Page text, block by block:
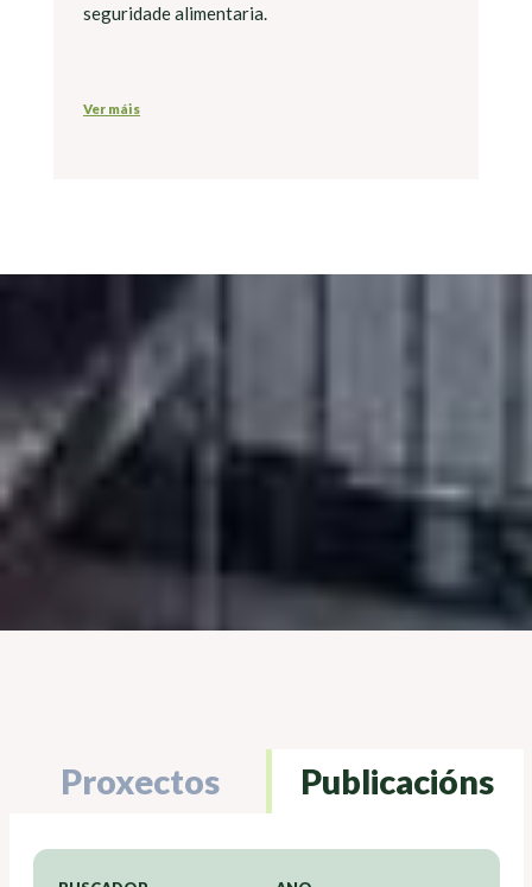
seguridade alimentaria.
Ver máis
Proxectos Publicacións